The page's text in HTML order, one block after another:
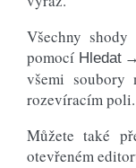
Všechny
pomocí Hledat
všemi
rozevíracím poli.
Můžete také
otevřeném